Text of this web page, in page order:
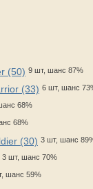
(50) 9 шт, шанс 87%
(33) 6 шт, шанс
68%
68%
(30) 3 шт, шанс
3 шт, шанс 70%
шанс 59%